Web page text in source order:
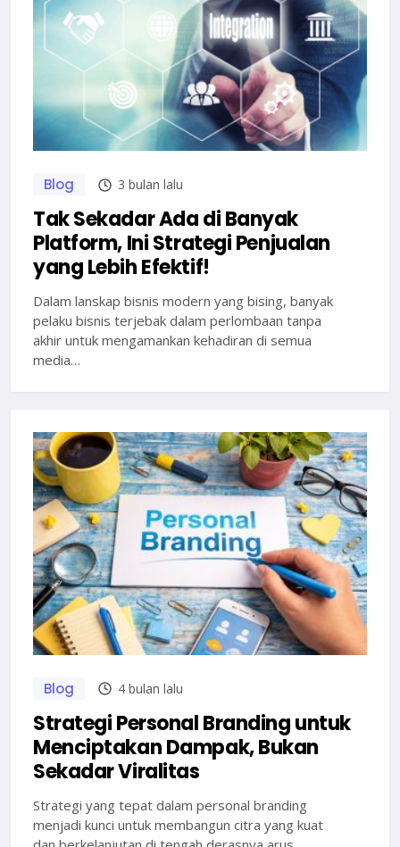
Blog 3 bulan lalu
Tak Sekadar Ada di Banyak
Platform, Ini Strategi Penjualan
yang Lebih Efektif!
Dalam lanskap bisnis modern yang bising, banyak
pelaku bisnis terjebak dalam perlombaan tanpa
akhir untuk mengamankan kehadiran di semua
media…
Blog 4 bulan lalu
Strategi Personal Branding untuk
Menciptakan Dampak, Bukan
Sekadar Viralitas
Strategi yang tepat dalam personal branding
menjadi kunci untuk membangun citra yang kuat